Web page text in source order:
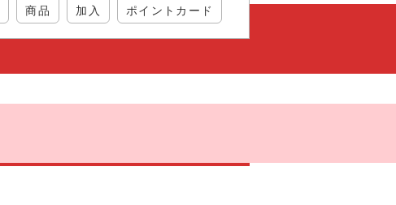
商品 加入 ポイントカード